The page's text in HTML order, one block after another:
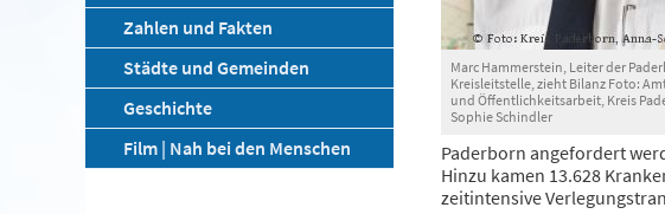
Zahlen und Fakten
Städte und Gemeinden
Geschichte
Film | Nah bei den Menschen
Marc Hammerstein, Leiter der
Kreisleitstelle, zieht Bilanz Foto:
und Öffentlichkeitsarbeit, Kreis
Sophie Schindler
Paderborn angefordert
Hinzu kamen 13.628
zeitintensive